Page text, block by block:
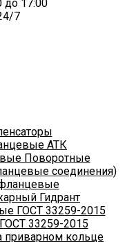
до 17:00
7
АТК
Поворотные
соединения)
Гидрант
ГОСТ 33259-2015
33259-2015
кольце